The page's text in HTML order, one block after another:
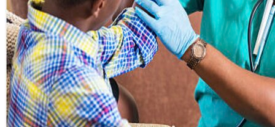
En savoir +